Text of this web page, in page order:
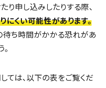
申し込みしたりする際、
くい可能性があります。
待ち時間がかかる恐れがあ
ては、以下の表をご覧くだ